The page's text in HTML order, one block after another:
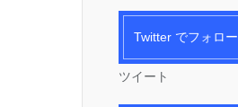
Twitter でフォロー
ツイート